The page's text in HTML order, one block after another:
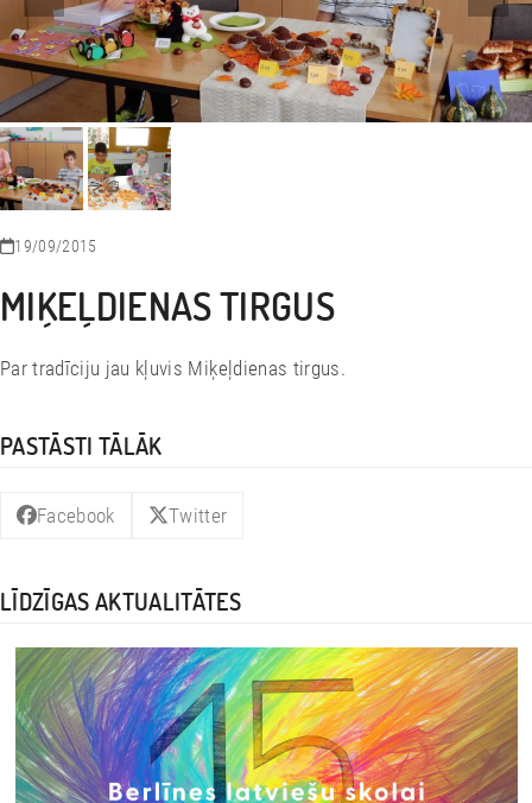
19/09/2015
MIĶEĻDIENAS TIRGUS
Par tradīciju jau kļuvis Miķeļdienas tirgus.
PASTĀSTI TĀLĀK
Facebook Twitter
LĪDZĪGAS AKTUALITĀTES